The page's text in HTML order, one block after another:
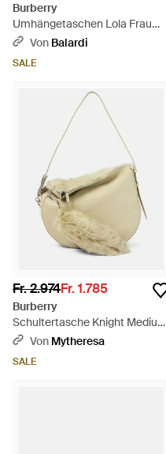
Burberry
Umhängetaschen Lola Frau
Stoff Beige/Schwarz -
Von Balardi
SALE
Fr. 2.974Fr. 1.785
Burberry
Schultertasche Knight Medium
Aus Leder Mit Lammfell - Weiß
Von Mytheresa
SALE